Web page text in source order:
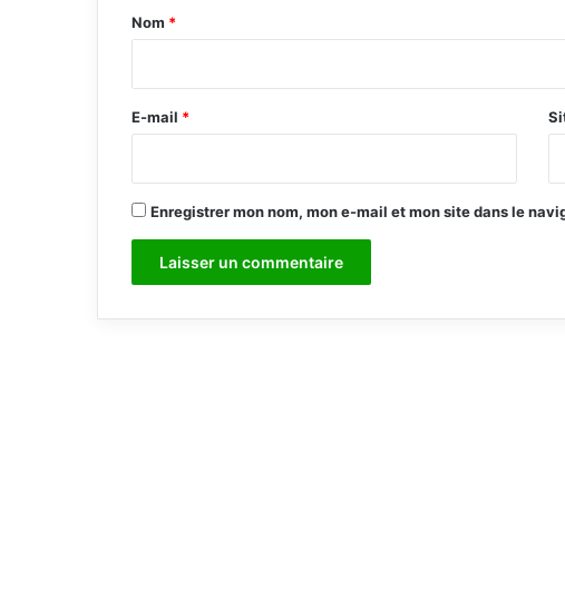
a
e
Nom *
E-mail *
Enregistrer mon nom, mon e-mail et mon site dans le